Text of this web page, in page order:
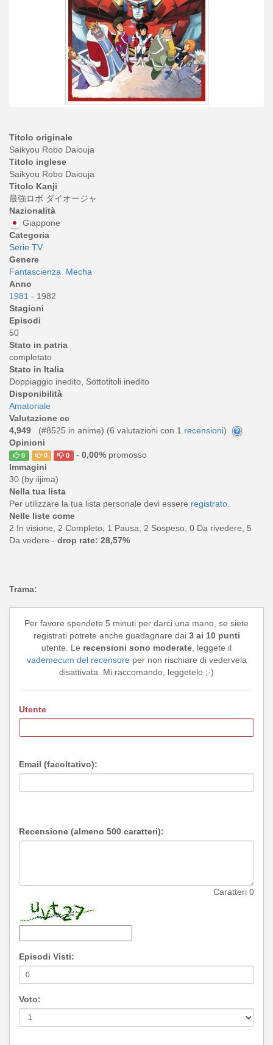
Titolo originale
Saikyou Robo Daiouja
Titolo inglese
Saikyou Robo Daiouja
Titolo Kanji
最強ロボ ダイオージャ
Nazionalità
Giappone
Categoria
Serie TV
Genere
Fantascienza
Mecha
Anno
1981 - 1982
Stagioni
Episodi
50
Stato in patria
completato
Stato in Italia
Doppiaggio inedito, Sottotitoli inedito
Disponibilità
Amatoriale
Valutazione cc
4,949
(#8525 in anime) (6 valutazioni con 1 recensioni)
Opinioni
0 0 0 - 0,00%promosso
Immagini
30 (by iijima)
Nella tua lista
Per utilizzare la tua lista personale devi essere registrato.
Nelle liste come
2 In visione, 2 Completo, 1 Pausa, 2 Sospeso, 0 Da rivedere, 5
Da vedere - drop rate: 28,57%
Trama:
Per favore spendete 5 minuti per darci una mano, se siete
registrati potrete anche guadagnare dai 3 ai 10 punti
utente. Le recensioni sono moderate, leggete il
vademecum del recensoreper non rischiare di vedervela
disattivata. Mi raccomando, leggetelo ;-)
Utente
Email (facoltativo):
Recensione (almeno 500 caratteri):
Caratteri 0
Episodi Visti:
Voto: